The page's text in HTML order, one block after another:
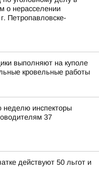
о нерасселении
Петропавловске-
выполняют на куполе
кровельные работы
неделю инспекторы
37
действуют 50 льгот и